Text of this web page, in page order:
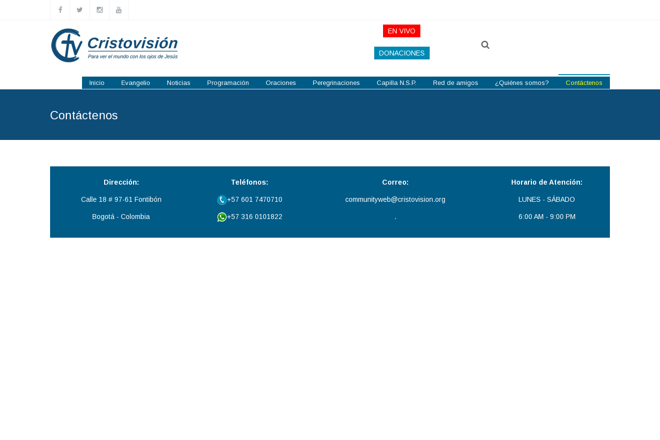
Pasar al contenido principal
EN VIVO
DONACIONES
Inicio Evangelio Noticias Programación Oraciones Peregrinaciones Capilla N.S.P. Red de amigos ¿Quiénes somos? Contáctenos
Contáctenos
Dirección:
Calle 18 # 97-61 Fontibón
Bogotá - Colombia
Teléfonos:
+57 601 7470710
+57 316 0101822
Correo:
communityweb@cristovision.org
.
Horario de Atención:
LUNES - SÁBADO
6:00 AM - 9:00 PM